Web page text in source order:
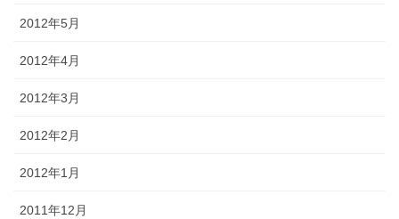
2012年5月
2012年4月
2012年3月
2012年2月
2012年1月
2011年12月